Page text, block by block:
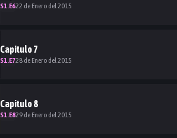
S1.E622 de Enero del 2015
Capitulo7
S1.E728 de Enero del 2015
Capitulo8
S1.E829 de Enero del 2015